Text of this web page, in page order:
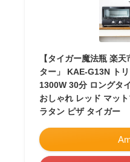
【タイガー魔法瓶 楽
ター」 KAE-G13N ト
1300W 30分 ロングタ
おしゃれ レッド マッ
ラタン ピザ タイガー